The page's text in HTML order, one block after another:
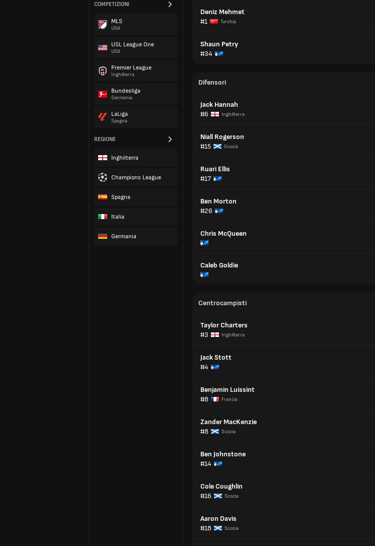
COMPETIZIONI
MLS
USA
USL League One
USA
Premier League
Inghilterra
Bundesliga
Germania
LaLiga
Spagna
REGIONE
Inghilterra
Champions League
Spagna
Italia
Germania
Deniz Mehmet
#1
Turchia
Shaun Petry
#34
Difensori
Jack Hannah
#6
Inghilterra
Niall Rogerson
#15
Scozia
Ruari Ellis
#17
Ben Morton
#26
Chris McQueen
Caleb Goldie
Centrocampisti
Taylor Charters
#3
Inghilterra
Jack Stott
#4
Benjamin Luissint
#8
Francia
Zander MacKenzie
#8
Scozia
Ben Johnstone
#14
Cole Coughlin
#16
Scozia
Aaron Davis
#18
Scozia